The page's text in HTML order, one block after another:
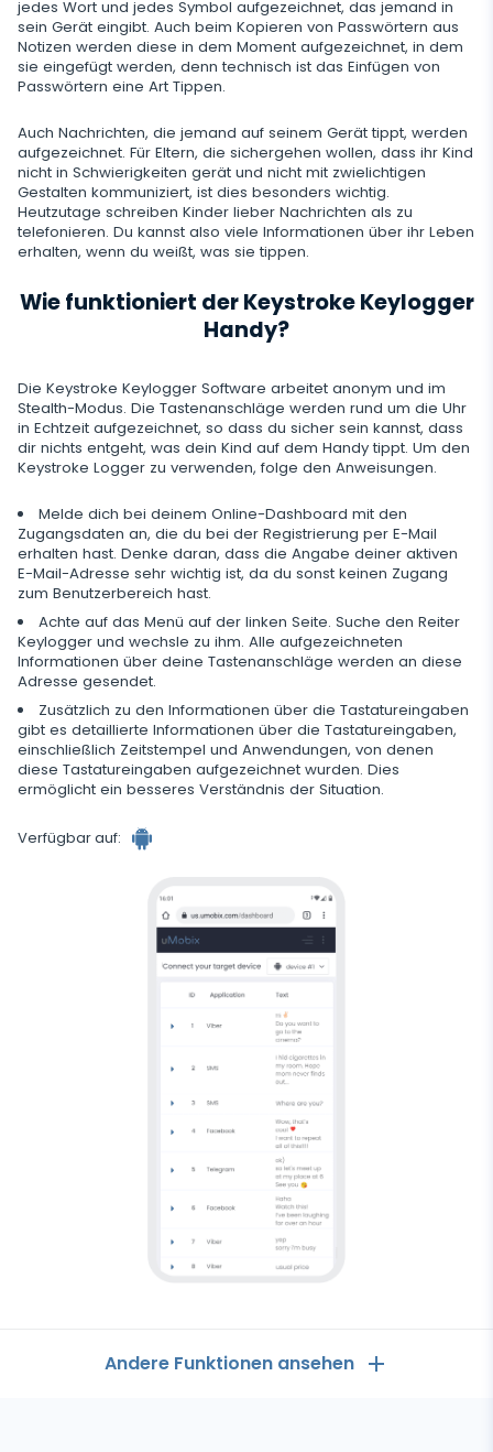
Onlinestatus für soziale Medien
SIM-Kartenwechsel
Geofinder
Installation mit einem Klick
Liste der installierten Anwendungen
Zeitplan für die Verwendung der Anwendung
Benachrichtigungen
Spy-App-Detector
Telegram
Wechat
Kik
Line
Signal Messenger
Tik Tok
YouTube
Tinder
Dating-Apps
Browserverlauf
Browser-Lesezeichen
Kameraschnappschuss
Videostream
Audiostream
Gelöschte Information
Gelöschte Nachrichten Wiederherstellen
Anrufliste Wiederherstellen
Gelöschte Kontakte Wiederherstellen
Umbenannte Kontakte
Unerwünschte Apps Löschen
Apps sperren
Webseiten Sperren
Wi-Fi blockieren
SMS Blockieren
Anrufe Blockieren
Zusätzliche App für Eltern
Datenspeicherung regulieren
SCHLIESSEN
jedes Wort und jedes Symbol aufgezeichnet, das jemand in
sein Gerät eingibt. Auch beim Kopieren von Passwörtern aus
Notizen werden diese in dem Moment aufgezeichnet, in dem
sie eingefügt werden, denn technisch ist das Einfügen von
Passwörtern eine Art Tippen.
Auch Nachrichten, die jemand auf seinem Gerät tippt, werden
aufgezeichnet. Für Eltern, die sichergehen wollen, dass ihr Kind
nicht in Schwierigkeiten gerät und nicht mit zwielichtigen
Gestalten kommuniziert, ist dies besonders wichtig.
Heutzutage schreiben Kinder lieber Nachrichten als zu
telefonieren. Du kannst also viele Informationen über ihr Leben
erhalten, wenn du weißt, was sie tippen.
Wie funktioniert der Keystroke Keylogger
Handy?
Die Keystroke Keylogger Software arbeitet anonym und im
Stealth-Modus. Die Tastenanschläge werden rund um die Uhr
in Echtzeit aufgezeichnet, so dass du sicher sein kannst, dass
dir nichts entgeht, was dein Kind auf dem Handy tippt. Um den
Keystroke Logger zu verwenden, folge den Anweisungen.
Melde dich bei deinem Online-Dashboard mit den
Zugangsdaten an, die du bei der Registrierung per E-Mail
erhalten hast. Denke daran, dass die Angabe deiner aktiven
E-Mail-Adresse sehr wichtig ist, da du sonst keinen Zugang
zum Benutzerbereich hast.
Achte auf das Menü auf der linken Seite. Suche den Reiter
Keylogger und wechsle zu ihm. Alle aufgezeichneten
Informationen über deine Tastenanschläge werden an diese
Adresse gesendet.
Zusätzlich zu den Informationen über die Tastatureingaben
gibt es detaillierte Informationen über die Tastatureingaben,
einschließlich Zeitstempel und Anwendungen, von denen
diese Tastatureingaben aufgezeichnet wurden. Dies
ermöglicht ein besseres Verständnis der Situation.
Verfügbar auf:
Andere Funktionen ansehen